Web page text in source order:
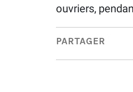
ouvriers,
PARTAGER